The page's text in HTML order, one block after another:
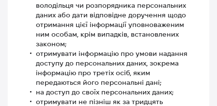
володільця чи розпорядника персональних
даних або дати відповідне доручення щодо
отримання цієї інформації уповноваженим
ним особам, крім випадків, встановлених
законом;
отримувати інформацію про умови надання
доступу до персональних даних, зокрема
інформацію про третіх осіб, яким
передаються його персональні дані;
на доступ до своїх персональних даних;
отримувати не пізніш як за тридцять